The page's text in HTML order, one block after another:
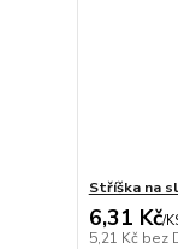
Stříška na
6,31 Kč/
5,21 Kč bez